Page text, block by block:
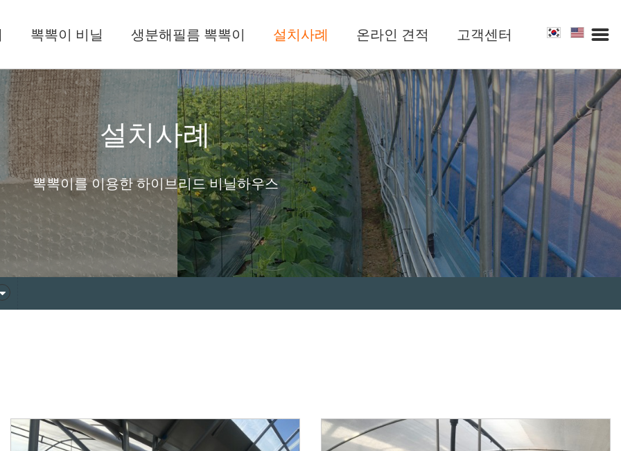
뽁뽁이 비닐 생분해필름 뽁뽁이 설치사례 온라인 견적 고객센터
설치사례
뽁뽁이를 이용한 하이브리드 비닐하우스